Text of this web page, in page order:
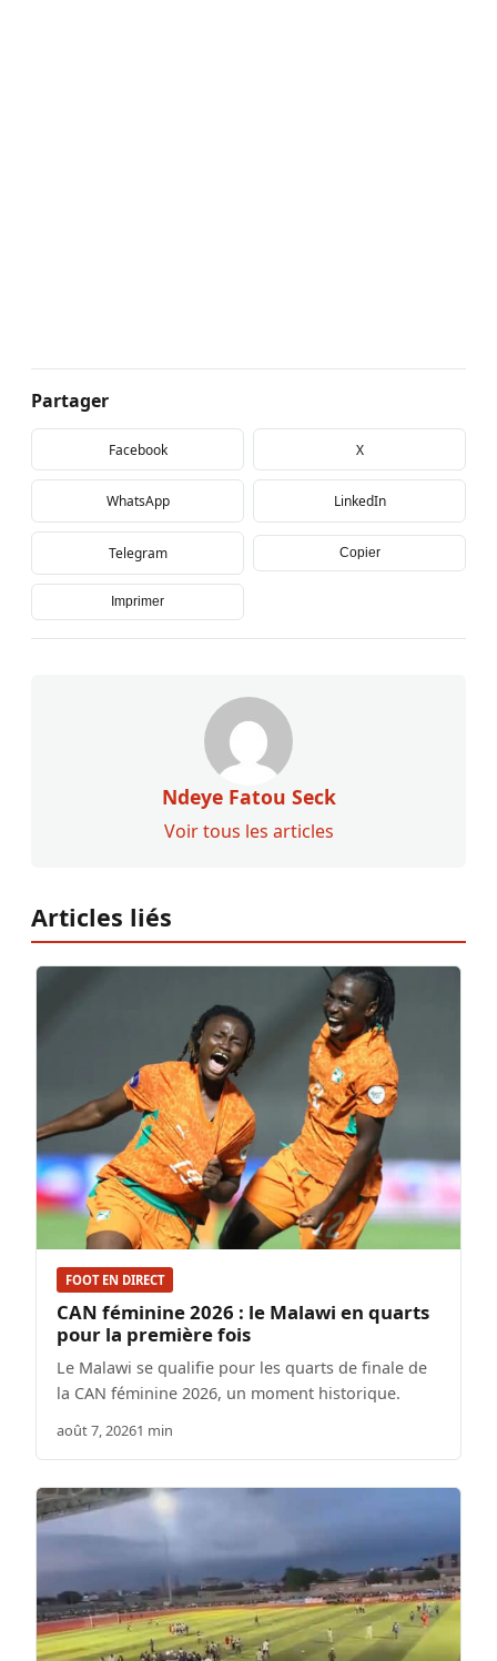
Partager
Facebook X
WhatsApp LinkedIn
Telegram Copier
Imprimer
Ndeye Fatou Seck
Voir tous les articles
Articles liés
FOOT EN DIRECT
CAN féminine 2026 : le Malawi en quarts
pour la première fois
Le Malawi se qualifie pour les quarts de finale de
la CAN féminine 2026, un moment historique.
août 7, 20261 min